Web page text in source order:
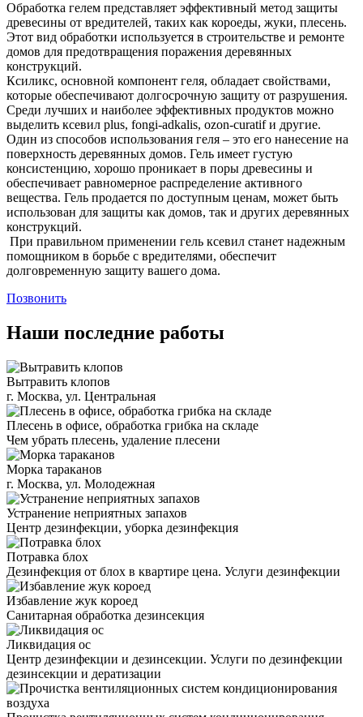
Обработка гелем представляет эффективный метод защиты
древесины от вредителей, таких как короеды, жуки, плесень.
Этот вид обработки используется в строительстве и ремонте
домов для предотвращения поражения деревянных
конструкций.
Ксиликс, основной компонент геля, обладает свойствами,
которые обеспечивают долгосрочную защиту от разрушения.
Среди лучших и наиболее эффективных продуктов можно
выделить ксевил plus, fongi-adkalis, ozon-curatif и другие.
Один из способов использования геля – это его нанесение на
поверхность деревянных домов. Гель имеет густую
консистенцию, хорошо проникает в поры древесины и
обеспечивает равномерное распределение активного
вещества. Гель продается по доступным ценам, может быть
использован для защиты как домов, так и других деревянных
конструкций.
При правильном применении гель ксевил станет надежным
помощником в борьбе с вредителями, обеспечит
долговременную защиту вашего дома.
Позвонить
Наши последние работы
Вытравить клопов
г. Москва, ул. Центральная
Плесень в офисе, обработка грибка на складе
Чем убрать плесень, удаление плесени
Морка тараканов
г. Москва, ул. Молодежная
Устранение неприятных запахов
Центр дезинфекции, уборка дезинфекция
Потравка блох
Дезинфекция от блох в квартире цена. Услуги дезинфекции
Избавление жук короед
Санитарная обработка дезинсекция
Ликвидация ос
Центр дезинфекции и дезинсекции. Услуги по дезинфекции
дезинсекции и дератизации